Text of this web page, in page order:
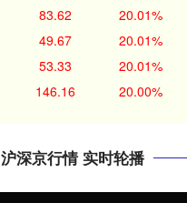
83.62 20.01%
49.67 20.01%
53.33 20.01%
146.16 20.00%
沪深京行情 实时轮播